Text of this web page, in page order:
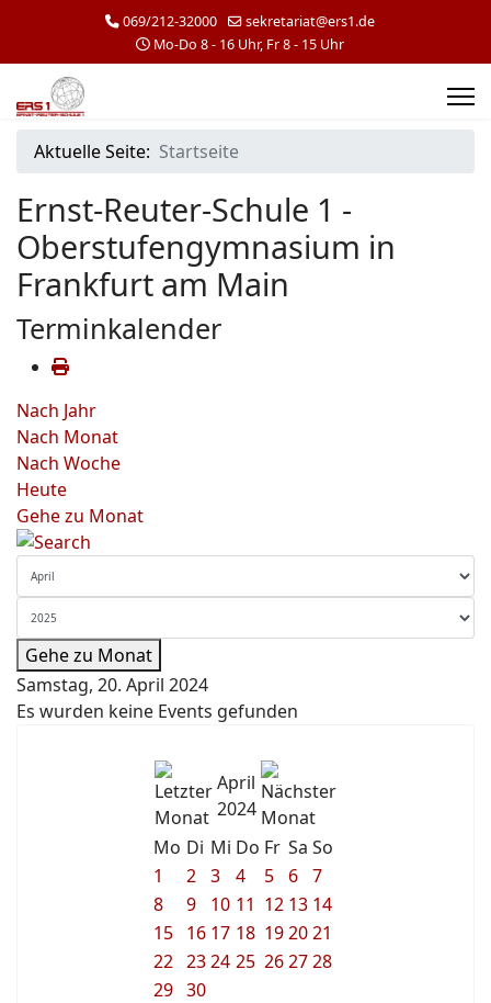
069/212-32000
sekretariat@ers1.de
Mo-Do 8 - 16 Uhr, Fr 8 - 15 Uhr
Aktuelle Seite: Startseite
Ernst-Reuter-Schule 1 -
Oberstufengymnasium in
Frankfurt am Main
Terminkalender
Nach Jahr
Nach Monat
Nach Woche
Heute
Gehe zu Monat
Gehe zu Monat
Samstag, 20. April 2024
Es wurden keine Events gefunden
April
2024
Mo Di Mi Do Fr Sa So
1
2 3 4 5 6 7
8
9 10 11 12 13 14
15 16 17 18 192021
22 2324 25 262728
29 30